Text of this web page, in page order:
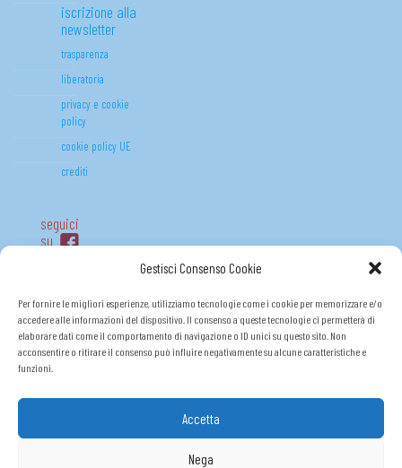
Gestisci Consenso Cookie
Per fornire le migliori esperienze, utilizziamo tecnologie come i cookie per memorizzare e/o
accedere alle informazioni del dispositivo. Il consenso a queste tecnologie ci permetterà di
elaborare dati come il comportamento di navigazione o ID unici su questo sito. Non
acconsentire o ritirare il consenso può influire negativamente su alcune caratteristiche e
funzioni.
Accetta
Nega
iscrizione alla
newsletter
trasparenza
liberatoria
privacy e cookie
policy
cookie policy UE
crediti
seguici
su
FONDO (R)ESISTO P.O.R. FSE 2014-2020